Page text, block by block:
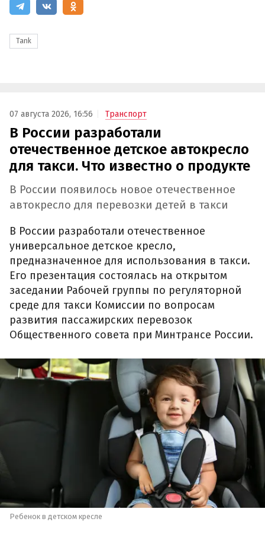
Tank
07 августа 2026, 16:56 Транспорт
В России разработали
отечественное детское автокресло
для такси. Что известно о продукте
В России появилось новое отечественное
автокресло для перевозки детей в такси
В России разработали отечественное
универсальное детское кресло,
предназначенное для использования в такси.
Его презентация состоялась на открытом
заседании Рабочей группы по регуляторной
среде для такси Комиссии по вопросам
развития пассажирских перевозок
Общественного совета при Минтрансе России.
Ребенок в детском кресле